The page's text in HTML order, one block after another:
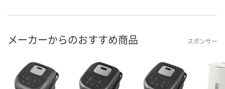
メーカーからのおすすめ商品 スポンサー